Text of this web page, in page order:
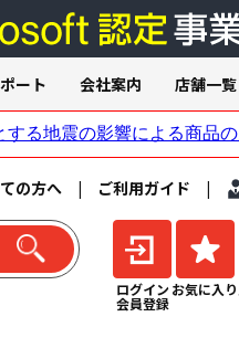
の方へ | ご利用ガイド |
ログイン
会員登録
お気に入り
ート 会社案内 店舗一覧